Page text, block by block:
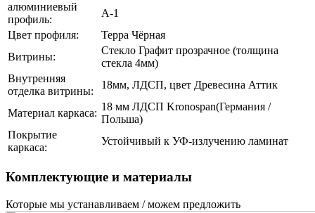
алюминиевый
профиль:
А-1
Цвет профиля:
Терра Чёрная
Витрины:
Стекло Графит прозрачное (толщина
стекла 4мм)
Внутренняя
отделка витрины:
18мм, ЛДСП, цвет Древесина Аттик
Материал каркаса:
18 мм ЛДСП Kronospan(Германия /
Польша)
Покрытие
каркаса:
Устойчивый к УФ-излучению ламинат
Комплектующие и материалы
Которые мы устанавливаем / можем предложить